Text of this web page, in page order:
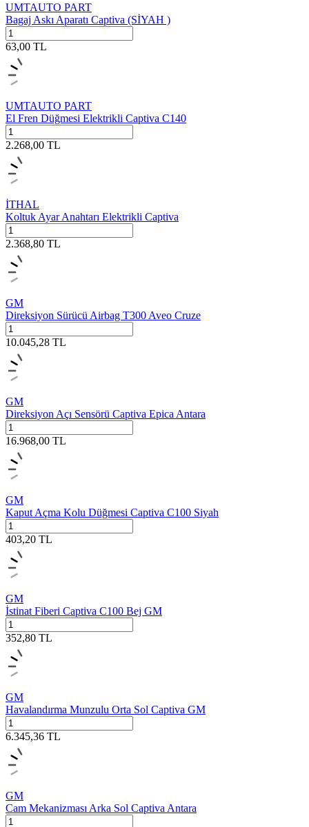
UMTAUTO PART
Bagaj Askı Aparatı Captiva (SİYAH )
63,00 TL
UMTAUTO PART
El Fren Düğmesi Elektrikli Captiva C140
2.268,00 TL
İTHAL
Koltuk Ayar Anahtarı Elektrikli Captiva
2.368,80 TL
GM
Direksiyon Sürücü Airbag T300 Aveo Cruze
10.045,28 TL
GM
Direksiyon Açı Sensörü Captiva Epica Antara
16.968,00 TL
GM
Kaput Açma Kolu Düğmesi Captiva C100 Siyah
403,20 TL
GM
İstinat Fiberi Captiva C100 Bej GM
352,80 TL
GM
Havalandırma Munzulu Orta Sol Captiva GM
6.345,36 TL
GM
Cam Mekanizması Arka Sol Captiva Antara